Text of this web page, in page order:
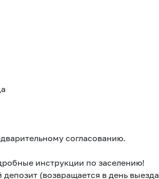
согласованию.
инструкции по заселению!
(возвращается в день выезда